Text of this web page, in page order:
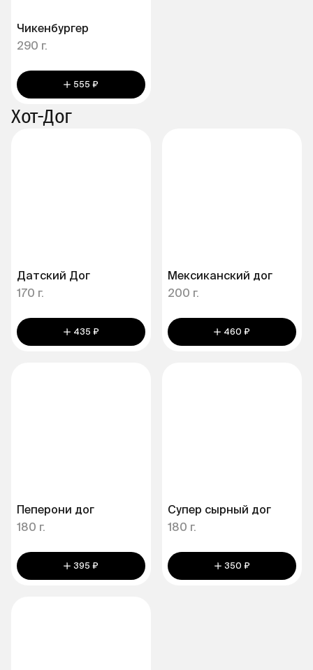
Чикенбургер
290 г.
555 ₽
Хот-Дог
Датский Дог
170 г.
435 ₽
Мексиканский дог
200 г.
460 ₽
Пеперони дог
180 г.
395 ₽
Супер сырный дог
180 г.
350 ₽